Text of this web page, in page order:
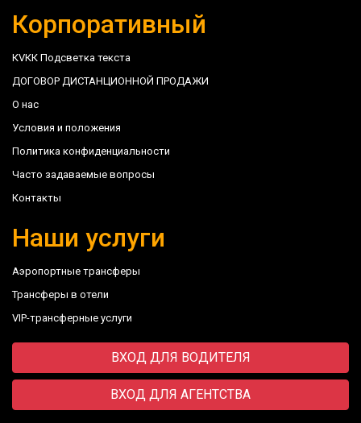
Корпоративный
КVКК Подсветка текста
ДОГОВОР ДИСТАНЦИОННОЙ ПРОДАЖИ
О нас
Условия и положения
Политика конфиденциальности
Часто задаваемые вопросы
Контакты
Наши услуги
Аэропортные трансферы
Трансферы в отели
VIP-трансферные услуги
ВХОД ДЛЯ ВОДИТЕЛЯ
ВХОД ДЛЯ АГЕНТСТВА